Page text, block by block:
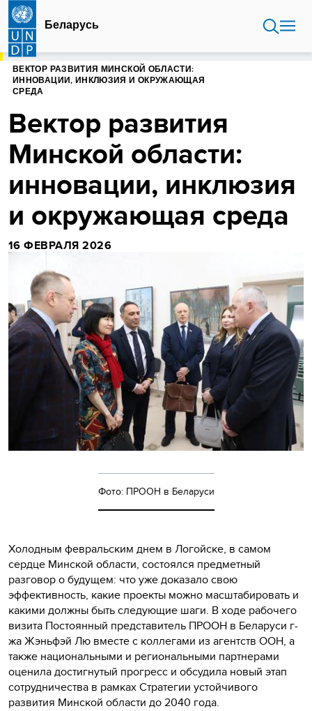
Перейти
основному
содержанию
Беларусь
ГЛАВНАЯ
ВЕКТОР РАЗВИТИЯ МИНСКОЙ ОБЛАСТИ:
ИННОВАЦИИ, ИНКЛЮЗИЯ И ОКРУЖАЮЩАЯ
СРЕДА
Вектор развития
Минской области:
инновации, инклюзия
и окружающая среда
16 ФЕВРАЛЯ 2026
Фото: ПРООН в Беларуси
Холодным февральским днем в Логойске, в самом
сердце Минской области, состоялся предметный
разговор о будущем: что уже доказало свою
эффективность, какие проекты можно масштабировать и
какими должны быть следующие шаги. В ходе рабочего
визита Постоянный представитель ПРООН в Беларуси г-
жа Жэньфэй Лю вместе с коллегами из агентств ООН, а
также национальными и региональными партнерами
оценила достигнутый прогресс и обсудила новый этап
сотрудничества в рамках Стратегии устойчивого
развития Минской области до 2040 года.